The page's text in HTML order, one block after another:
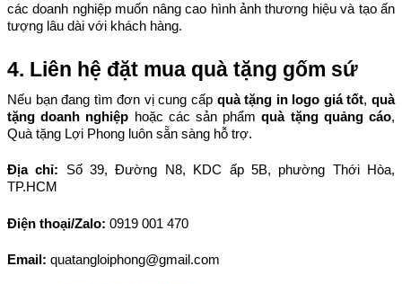
các doanh nghiệp muốn nâng cao hình ảnh thương hiệu và tạo ấn
tượng lâu dài với khách hàng.
4. Liên hệ đặt mua quà tặng gốm sứ
Nếu bạn đang tìm đơn vị cung cấp quà tặng in logo giá tốt, quà
tặng doanh nghiệp hoặc các sản phẩm quà tặng quảng cáo,
Quà tặng Lợi Phong luôn sẵn sàng hỗ trợ.
Địa chỉ: Số 39, Đường N8, KDC ấp 5B, phường Thới Hòa,
TP.HCM
Điện thoại/Zalo: 0919 001 470
Email: quatangloiphong@gmail.com